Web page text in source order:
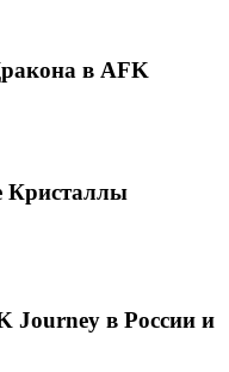
в AFK
Кристаллы
Journey в России и